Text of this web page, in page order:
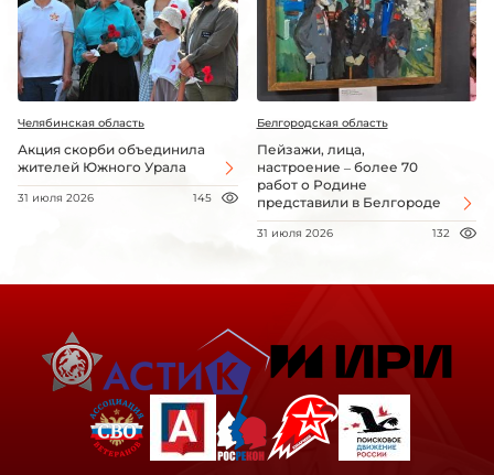
Челябинская область
Акция скорби объединила
жителей Южного Урала
31 июля 2026 145
Белгородская область
Пейзажи, лица,
настроение – более 70
работ о Родине
представили в Белгороде
31 июля 2026 132